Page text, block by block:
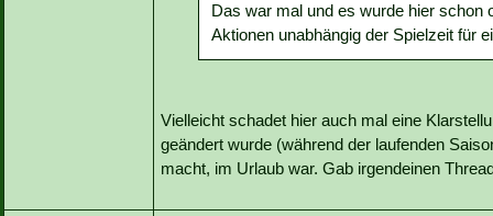
Das war mal und es wurde hier schon
Aktionen unabhängig der Spielzeit für
Vielleicht schadet hier auch mal eine
geändert wurde (während der laufenden
macht, im Urlaub war. Gab irgendeinen